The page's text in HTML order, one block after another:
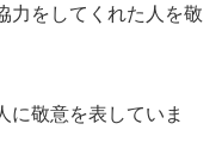
力をしてくれた人を敬
に敬意を表していま